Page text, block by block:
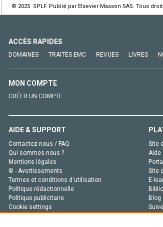
© 2025 SPLF. Publié par Elsevier Masson SAS. Tous
ACCÈS RAPIDES
DOMAINES TRAITÉS EMC REVUES LIVRES
MON COMPTE
CRÉER UN COMPTE
AIDE & SUPPORT
Contactez-nous / FAQ
Qui sommes-nous ?
Mentions légales
© - Avertissements
Termes et conditions d'utilisation
Politique rédactionnelle
Politique publicitaire
Cookie settings
Site
Aide
Site
E-
Blog